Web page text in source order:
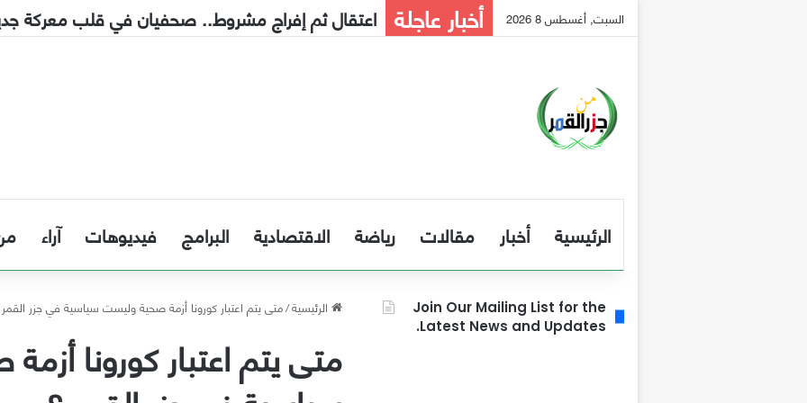
السبت, أغسطس 8 2026 أخبار عاجلة اعتقال ثم إفراج مشروط.. صحفيان في قلب معركة
الرئيسية أخبار مقالات رياضة الاقتصادية البرامج فيديوهات آراء
الرئيسية/متى يتم اعتبار كورونا أزمة صحية وليست سياسية في جزر
متى يتم اعتبار كورونا
Join Our Mailing List for the
Latest News and Updates.